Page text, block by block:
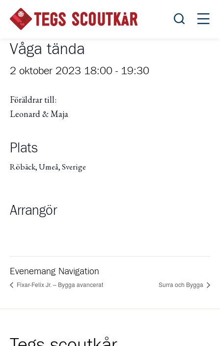
Öppna
Våga tända
2 oktober 2023 18:00 - 19:30
Föräldrar till:
Leonard & Maja
Plats
Röbäck, Umeå, Sverige
Arrangör
Evenemang Navigation
Fixar-Felix Jr. – Bygga avancerat Surra och Bygga